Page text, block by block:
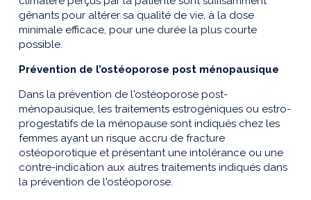
gênants pour altérer sa qualité de vie, à la dose
minimale efficace, pour une durée la plus courte
possible.
Prévention de l’ostéoporose post ménopausique
Dans la prévention de l'ostéoporose post-
ménopausique, les traitements estrogéniques ou estro-
progestatifs de la ménopause sont indiqués chez les
femmes ayant un risque accru de fracture
ostéoporotique et présentant une intolérance ou une
contre-indication aux autres traitements indiqués dans
la prévention de l'ostéoporose.